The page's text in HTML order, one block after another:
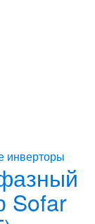
инверторы
Sofar